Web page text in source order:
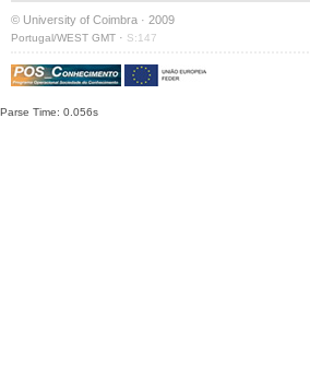
© University of Coimbra · 2009
Portugal/WEST GMT · S:147
Parse Time: 0.056s